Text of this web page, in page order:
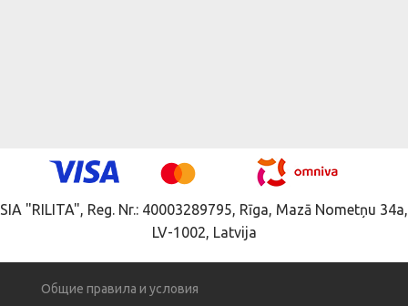
SIA "RILITA", Reg. Nr.: 40003289795, Rīga, Mazā Nometņu 34a,
LV-1002, Latvija
Общие правила и условия